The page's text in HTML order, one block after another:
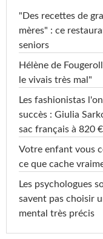
"Des recettes de
mères" : ce
seniors
Hélène de
le vivais très mal"
Les fashionistas
succès : Giulia
sac français à 820 €
Votre enfant vous
ce que cache
Les psychologues
savent pas choisir
mental très précis